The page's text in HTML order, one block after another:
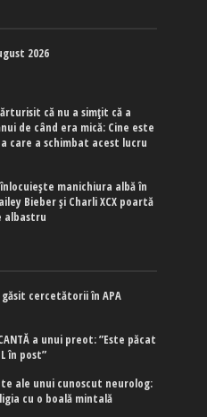
2026
că nu a simțit că a
de când era mică: Cine este
care a schimbat acest lucru
manichiura albă în
Bieber și Charli XCX poartă
albastru
găsit cercetătorii în APA
a unui preot: ”Este păcat
în post”
ale unui cunoscut neurolog:
cu o boală mintală